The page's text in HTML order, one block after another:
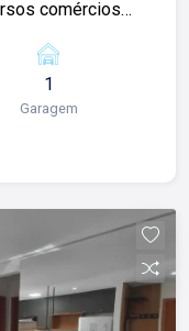
comércios.
-01
blindex; -Sala
com
e confiança
1
Garagem